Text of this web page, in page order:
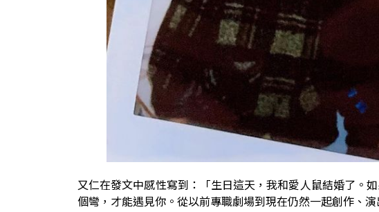
又仁在發文中感性寫到：「生日這天，我和愛人鼠結婚了。
個彎，才能遇見你。從以前專職劇場到現在仍然一起創作、